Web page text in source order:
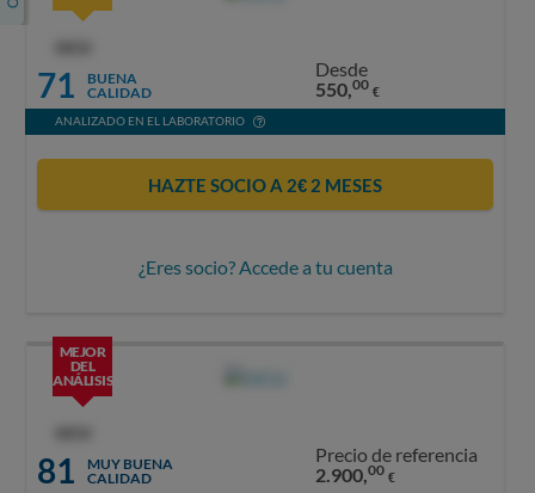
71
BUENA
CALIDAD
Desde
550,00 €
ANALIZADO EN EL LABORATORIO
HAZTE SOCIO A 2€ 2 MESES
¿Eres socio? Accede a tu cuenta
MEJOR
DEL
ANÁLISIS
81
MUY BUENA
CALIDAD
Precio de referencia
2.900,00 €